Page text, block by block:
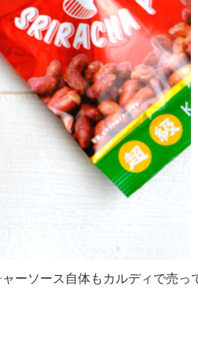
ーソース自体もカルディで売っ